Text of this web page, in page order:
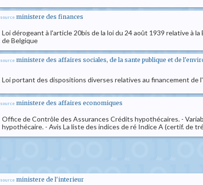
source ministere des finances
Loi dérogeant à l'article 20bis de la loi du 24 août 1939 relative à
de Belgique
source ministere des affaires sociales, de la sante publique et de
Loi portant des dispositions diverses relatives au financement
source ministere des affaires economiques
Office de Contrôle des Assurances Crédits hypothécaires. -
hypothécaire. - Avis La liste des indices de ré Indice A (certif. de
source ministere de l'interieur